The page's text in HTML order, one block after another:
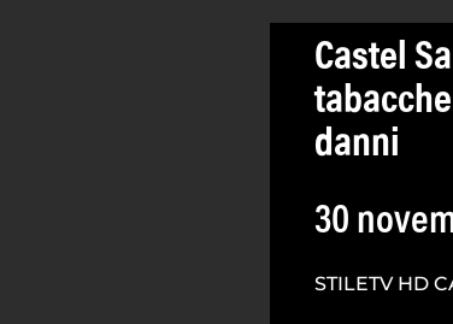
Castel
danni
30
STILETV HD